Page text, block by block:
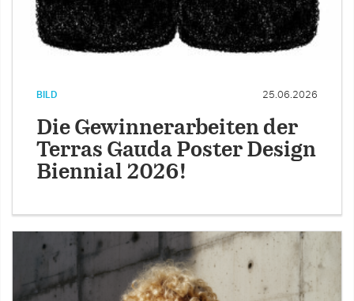
BILD 25.06.2026
Die Gewinnerarbeiten der
Terras Gauda Poster Design
Biennial 2026!